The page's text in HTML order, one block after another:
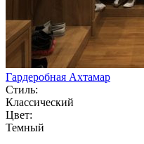
Гардеробная Ахтамар
Стиль:
Классический
Цвет:
Темный